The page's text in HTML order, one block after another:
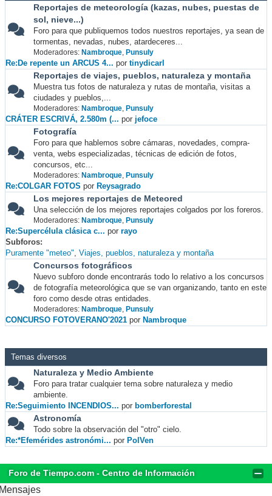
Reportajes de meteorología (kazas, nubes, puestas de
sol, nieve...)
Foro para que publiquemos todos nuestros reportajes, ya sean de
tormentas, nevadas, nubes, atardeceres...
Moderadores: Nambroque, Punsuly
Re:De repente un ARCUS 4... por tinydicarl
Reportajes de viajes, pueblos, naturaleza y montaña
Muestra tus fotos de naturaleza y rutas de montaña, visitas a
ciudades y pueblos,...
Moderadores: Nambroque, Punsuly
CRÁTER ESCRIVÁ, 2.580m (... por jefoce
Fotografía
Foro para que hablemos sobre cámaras, novedades, compra-
venta, webs especializadas, técnicas de edición de fotos,
concursos, etc...
Moderadores: Nambroque, Punsuly
Re:COLGAR FOTOS por Reysagrado
Los mejores reportajes de Meteored
Una selección de los mejores reportajes colgados por los foreros.
Moderadores: Nambroque, Punsuly
Re:Supercélula clásica c... por rayo
Subforos
Puramente "meteo" Viajes, pueblos, naturaleza y montaña
Concursos fotográficos
Nuevo subforo donde encontrarás todo lo relativo a los concursos
de fotografía meteorológica que se van organizando, tanto en este
foro como desde otras entidades.
Moderadores: Nambroque, Punsuly
CONCURSO FOTOVERANO'2021 por Nambroque
Temas diversos
Naturaleza y Medio Ambiente
Foro para tratar cualquier tema sobre naturaleza y medio
ambiente.
Re:Seguimiento INCENDIOS... por bomberforestal
Astronomía
Todo sobre la observación del "otro" cielo.
Re:*Efemérides astronómi... por PolVen
Foro de Tiempo.com - Centro de Información